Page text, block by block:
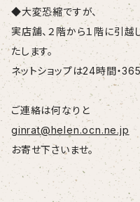
◆大変恐縮ですが、
実店舗、２階から１階に引越
たします。
ネットショップは24時間・
ご連絡は何なりと
ginrat@helen.ocn.ne.jp
お寄せ下さいませ。